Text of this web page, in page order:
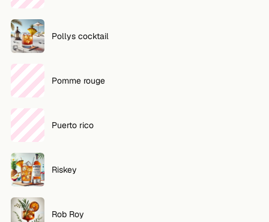
Pollys cocktail
Pomme rouge
Puerto rico
Riskey
Rob Roy